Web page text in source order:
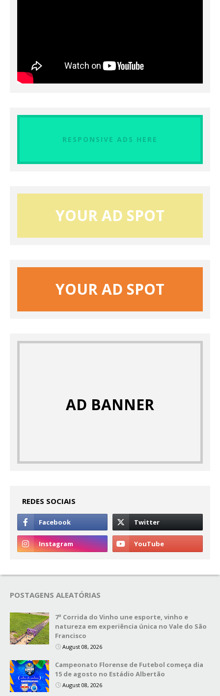
RESPONSIVE ADS HERE
YOUR AD SPOT
YOUR AD SPOT
AD BANNER
REDES SOCIAIS
POSTAGENS ALEATÓRIAS
7ª Corrida do Vinho une esporte, vinho e
natureza em experiência única no Vale do São
Francisco
August 08, 2026
Campeonato Florense de Futebol começa dia
15 de agosto no Estádio Albertão
August 08, 2026